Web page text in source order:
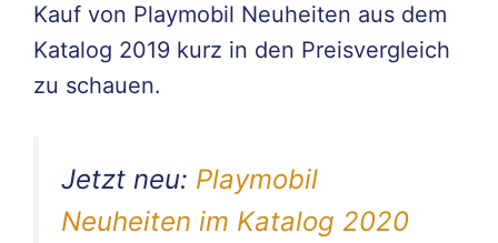
Kauf von Playmobil Neuheiten aus dem
Katalog 2019 kurz in den Preisvergleich
zu schauen.
Jetzt neu: Playmobil
Neuheiten im Katalog 2020